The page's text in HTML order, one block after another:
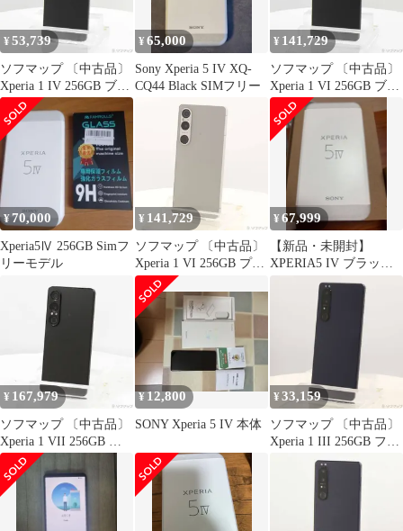
¥53,739
ソフマップ 〔中古品〕
Xperia 1 IV 256GB ブラ
ック SOG06 au SIMフリ
ー【368】
¥65,000
Sony Xperia 5 IV XQ-
CQ44 Black SIMフリー
¥ 141,729
ソフマップ 〔中古品〕
Xperia 1 VI 256GB ブラ
ック SO-51E docomo
SIMフリー【258】
¥70,000
Xperia5Ⅳ 256GB Simフ
リーモデル
¥ 141,729
ソフマップ 〔中古品〕
Xperia 1 VI 256GB プラ
チナシルバー SO-51E
docomo SIMフリー
【377】
¥67,999
【新品・未開封】
XPERIA5 IV ブラック
256GB SIMフリー
¥ 167,979
ソフマップ 〔中古品〕
Xperia 1 VII 256GB ス
レートブラック XQ-
FS44B1JPCX0 SIMフリ
ー【258】
¥12,800
SONY Xperia 5 IV 本体
¥33,159
ソフマップ 〔中古品〕
Xperia 1 III 256GB フロ
ストパープル SOG03 au
ロック解除SIMフリー